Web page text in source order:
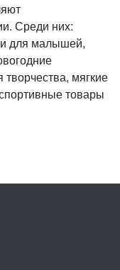
Среди них:
для малышей,
мягкие
товары